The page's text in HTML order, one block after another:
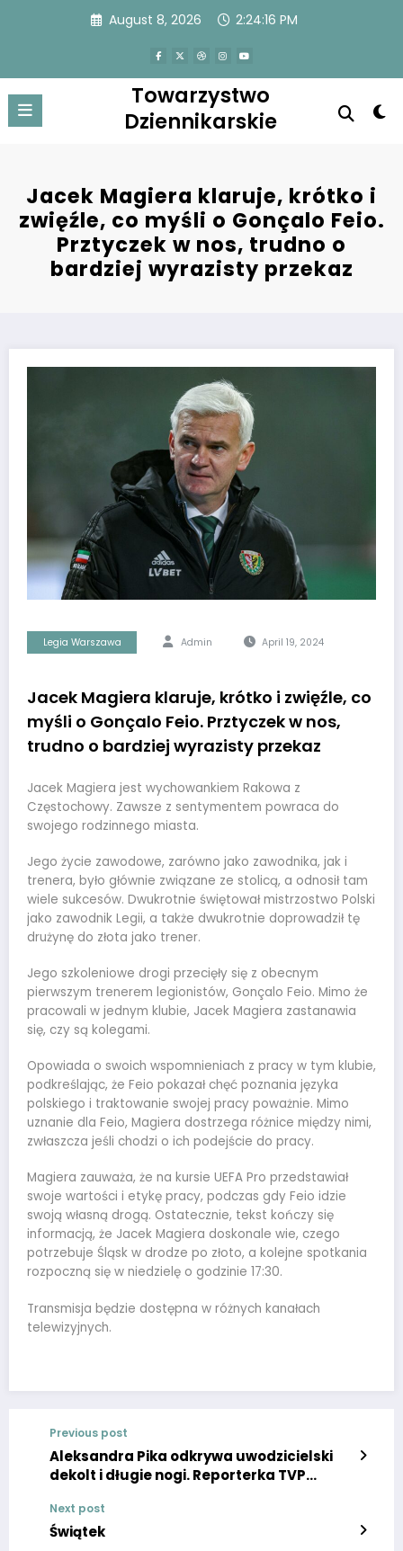
August 8, 2026 2:24:16 PM
Towarzystwo
Dziennikarskie
Jacek Magiera klaruje, krótko i
zwięźle, co myśli o Gonçalo Feio.
Prztyczek w nos, trudno o
bardziej wyrazisty przekaz
Legia Warszawa Admin April 19, 2024
Jacek Magiera klaruje, krótko i zwięźle, co
myśli o Gonçalo Feio. Prztyczek w nos,
trudno o bardziej wyrazisty przekaz
Jacek Magiera jest wychowankiem Rakowa z
Częstochowy. Zawsze z sentymentem powraca do
swojego rodzinnego miasta.
Jego życie zawodowe, zarówno jako zawodnika, jak i
trenera, było głównie związane ze stolicą, a odnosił tam
wiele sukcesów. Dwukrotnie świętował mistrzostwo Polski
jako zawodnik Legii, a także dwukrotnie doprowadził tę
drużynę do złota jako trener.
Jego szkoleniowe drogi przecięły się z obecnym
pierwszym trenerem legionistów, Gonçalo Feio. Mimo że
pracowali w jednym klubie, Jacek Magiera zastanawia
się, czy są kolegami.
Opowiada o swoich wspomnieniach z pracy w tym klubie,
podkreślając, że Feio pokazał chęć poznania języka
polskiego i traktowanie swojej pracy poważnie. Mimo
uznanie dla Feio, Magiera dostrzega różnice między nimi,
zwłaszcza jeśli chodzi o ich podejście do pracy.
Magiera zauważa, że na kursie UEFA Pro przedstawiał
swoje wartości i etykę pracy, podczas gdy Feio idzie
swoją własną drogą. Ostatecznie, tekst kończy się
informacją, że Jacek Magiera doskonale wie, czego
potrzebuje Śląsk w drodze po złoto, a kolejne spotkania
rozpoczną się w niedzielę o godzinie 17:30.
Transmisja będzie dostępna w różnych kanałach
telewizyjnych.
Previous post
Aleksandra Pika odkrywa uwodzicielski
dekolt i długie nogi. Reporterka TVP
Next post
Świątek